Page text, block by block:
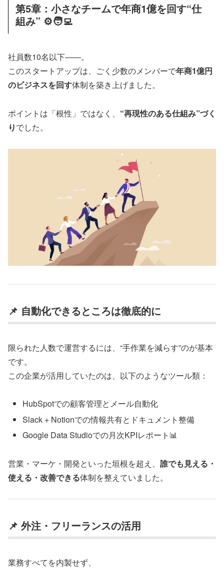
第5章：小さなチームで年商1億を回す“仕
組み” ⚙️🧑‍💻
社員数10名以下――。
このスタートアップは、ごく少数のメンバーで年商1億円
のビジネスを回す体制を築き上げました。
ポイントは「根性」ではなく、 “再現性のある仕組み”づく
りでした。
📌 自動化できるところは徹底的に
限られた人数で運営するには、“手作業を減らす”のが基本
です。
この企業が活用していたのは、以下のようなツール類：
HubSpotでの顧客管理とメール自動化
Slack + Notionでの情報共有とドキュメント整備
Google Data Studioでの月次KPIレポート📊
営業・マーケ・開発といった垣根を超え、 誰でも見える・
使える・改善できる体制を整えていました。
📌 外注・フリーランスの活用
業務すべてを内製せず、